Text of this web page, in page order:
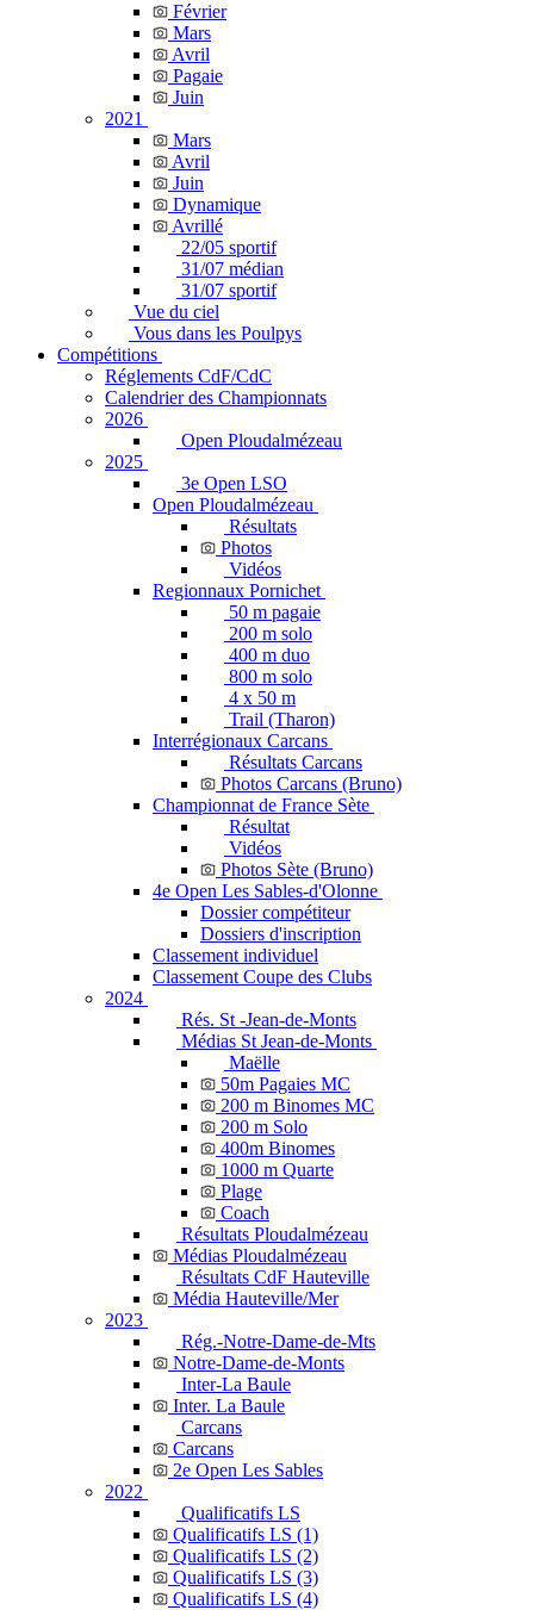
Février
Mars
Avril
Pagaie
Juin
2021
Mars
Avril
Juin
Dynamique
Avrillé
22/05 sportif
31/07 médian
31/07 sportif
Vue du ciel
Vous dans les Poulpys
Compétitions
Réglements CdF/CdC
Calendrier des Championnats
2026
Open Ploudalmézeau
2025
3e Open LSO
Open Ploudalmézeau
Résultats
Photos
Vidéos
Regionnaux Pornichet
50 m pagaie
200 m solo
400 m duo
800 m solo
4 x 50 m
Trail (Tharon)
Interrégionaux Carcans
Résultats Carcans
Photos Carcans (Bruno)
Championnat de France Sète
Résultat
Vidéos
Photos Sète (Bruno)
4e Open Les Sables-d'Olonne
Dossier compétiteur
Dossiers d'inscription
Classement individuel
Classement Coupe des Clubs
2024
Rés. St -Jean-de-Monts
Médias St Jean-de-Monts
Maëlle
50m Pagaies MC
200 m Binomes MC
200 m Solo
400m Binomes
1000 m Quarte
Plage
Coach
Résultats Ploudalmézeau
Médias Ploudalmézeau
Résultats CdF Hauteville
Média Hauteville/Mer
2023
Rég.-Notre-Dame-de-Mts
Notre-Dame-de-Monts
Inter-La Baule
Inter. La Baule
Carcans
Carcans
2e Open Les Sables
2022
Qualificatifs LS
Qualificatifs LS (1)
Qualificatifs LS (2)
Qualificatifs LS (3)
Qualificatifs LS (4)